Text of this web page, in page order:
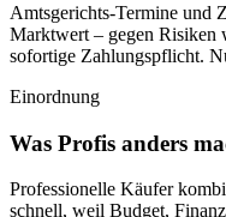
Amtsgerichts-Termine und
Marktwert – gegen Risiken
sofortige Zahlungspflicht.
Einordnung
Was Profis anders
Professionelle Käufer
schnell, weil Budget,